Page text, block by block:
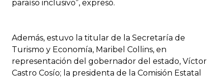
paraíso inclusivo”, expresó.
Además, estuvo la titular de la Secretaría de
Turismo y Economía, Maribel Collins, en
representación del gobernador del estado, Víctor
Castro Cosío; la presidenta de la Comisión Estatal